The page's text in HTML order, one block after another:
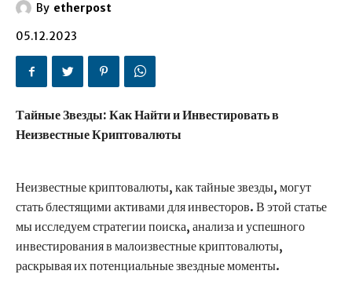
By etherpost
05.12.2023
Тайные Звезды: Как Найти и Инвестировать в
Неизвестные Криптовалюты
Неизвестные криптовалюты, как тайные звезды, могут
стать блестящими активами для инвесторов. В этой статье
мы исследуем стратегии поиска, анализа и успешного
инвестирования в малоизвестные криптовалюты,
раскрывая их потенциальные звездные моменты.